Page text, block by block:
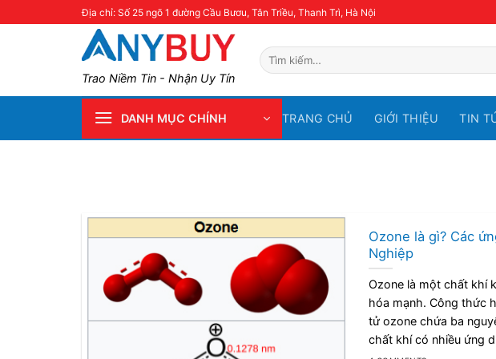
Địa chỉ: Số 25 ngõ 1 đường Cầu Bươu, Tân Triều, Thanh Trì, Hà Nội
Trao Niềm Tin - Nhận Uy Tín
Tìm
kiếm:
DANH MỤC CHÍNH TRANG CHỦ GIỚI THIỆU TIN
Ozone là gì? Các
Nghiệp
Ozone là một chất khí
hóa mạnh. Công thức
tử ozone chứa ba
chất khí có nhiều ứng